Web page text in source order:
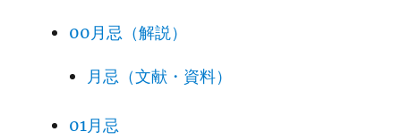
00月忌（解説）
月忌（文献・資料）
01月忌